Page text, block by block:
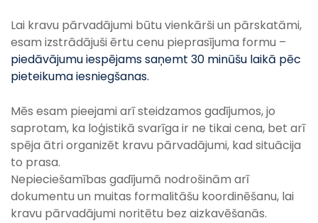
Lai kravu pārvadājumi būtu vienkārši un pārskatāmi,
esam izstrādājuši ērtu cenu pieprasījuma formu –
piedāvājumu iespējams saņemt 30 minūšu laikā pēc
pieteikuma iesniegšanas.
Mēs esam pieejami arī steidzamos gadījumos, jo
saprotam, ka loģistikā svarīga ir ne tikai cena, bet arī
spēja ātri organizēt kravu pārvadājumi, kad situācija
to prasa.
Nepieciešamības gadījumā nodrošinām arī
dokumentu un muitas formalitāšu koordinēšanu, lai
kravu pārvadājumi noritētu bez aizkavēšanās.